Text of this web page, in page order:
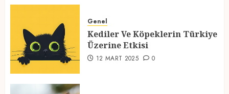
2
Üzerine Etkisi
12 MART 2025 0
Genel
Kediler Ve Köpeklerin Türkiye
Üzerine Etkisi
12 MART 2025 0